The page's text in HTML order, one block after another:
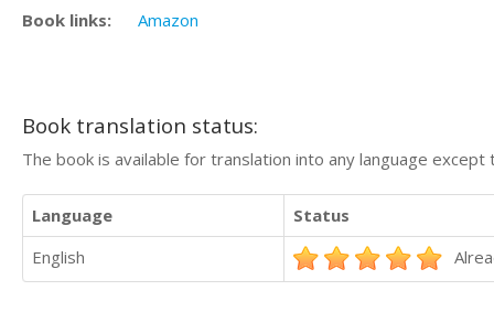
Book links: Amazon
Book translation status:
The book is available for translation into any language
Language
Status
English